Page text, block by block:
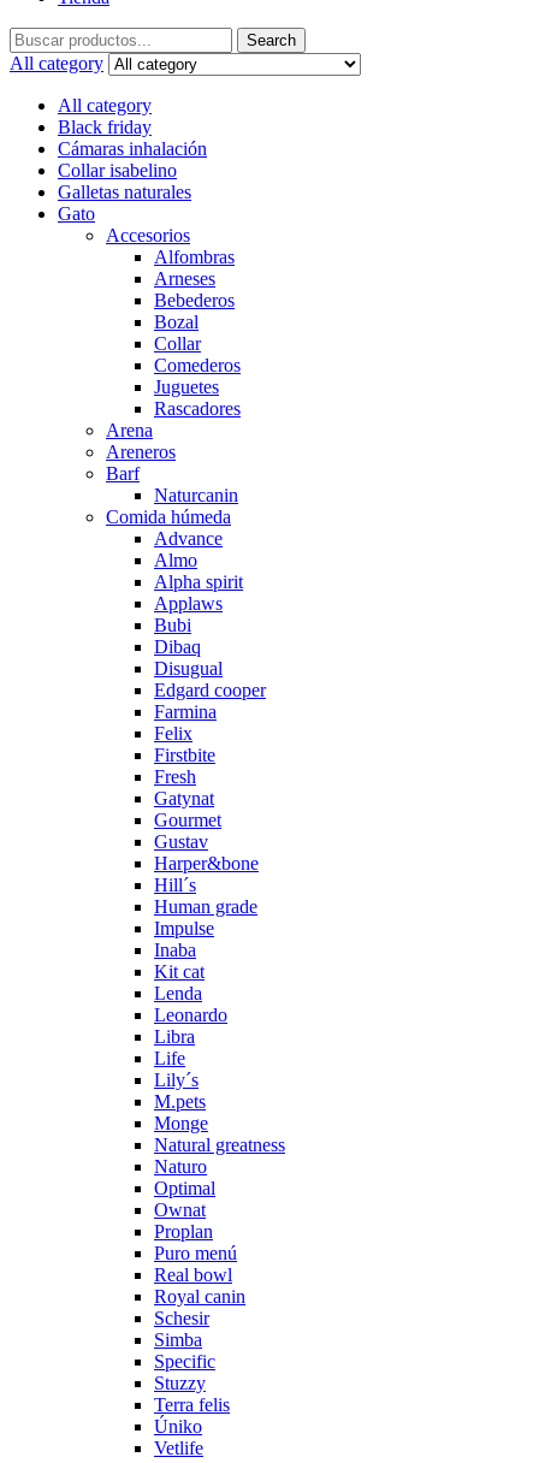
Search
for:
Search
All category
All category
Black friday
Cámaras inhalación
Collar isabelino
Galletas naturales
Gato
Accesorios
Alfombras
Arneses
Bebederos
Bozal
Collar
Comederos
Juguetes
Rascadores
Arena
Areneros
Barf
Naturcanin
Comida húmeda
Advance
Almo
Alpha spirit
Applaws
Bubi
Dibaq
Disugual
Edgard cooper
Farmina
Felix
Firstbite
Fresh
Gatynat
Gourmet
Gustav
Harper&bone
Hill´s
Human grade
Impulse
Inaba
Kit cat
Lenda
Leonardo
Libra
Life
Lily´s
M.pets
Monge
Natural greatness
Naturo
Optimal
Ownat
Proplan
Puro menú
Real bowl
Royal canin
Schesir
Simba
Specific
Stuzzy
Terra felis
Úniko
Vetlife